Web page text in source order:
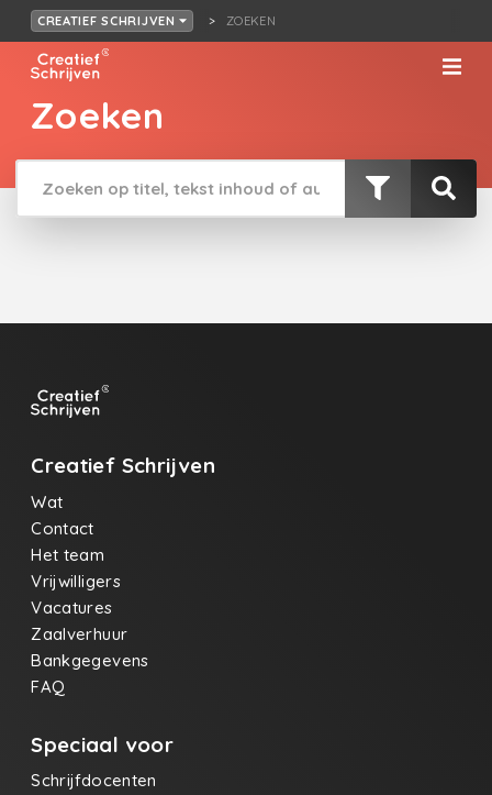
CREATIEF SCHRIJVEN ZOEKEN
Zoeken
Creatief Schrijven
Wat
Contact
Het team
Vrijwilligers
Vacatures
Zaalverhuur
Bankgegevens
FAQ
Speciaal voor
Schrijfdocenten